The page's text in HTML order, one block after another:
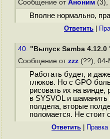
Сообщение от Аноним (3),
Вполне нормально,
Ответить
40. "Выпуск Samba 4.12.0
Сообщение от zzz (??),
Работать будет, и
глюков. Но с GPO
рисовать их на
в SYSVOL и шаманить
полдела, вторые
поломается. Не стоит
Ответить Правка|